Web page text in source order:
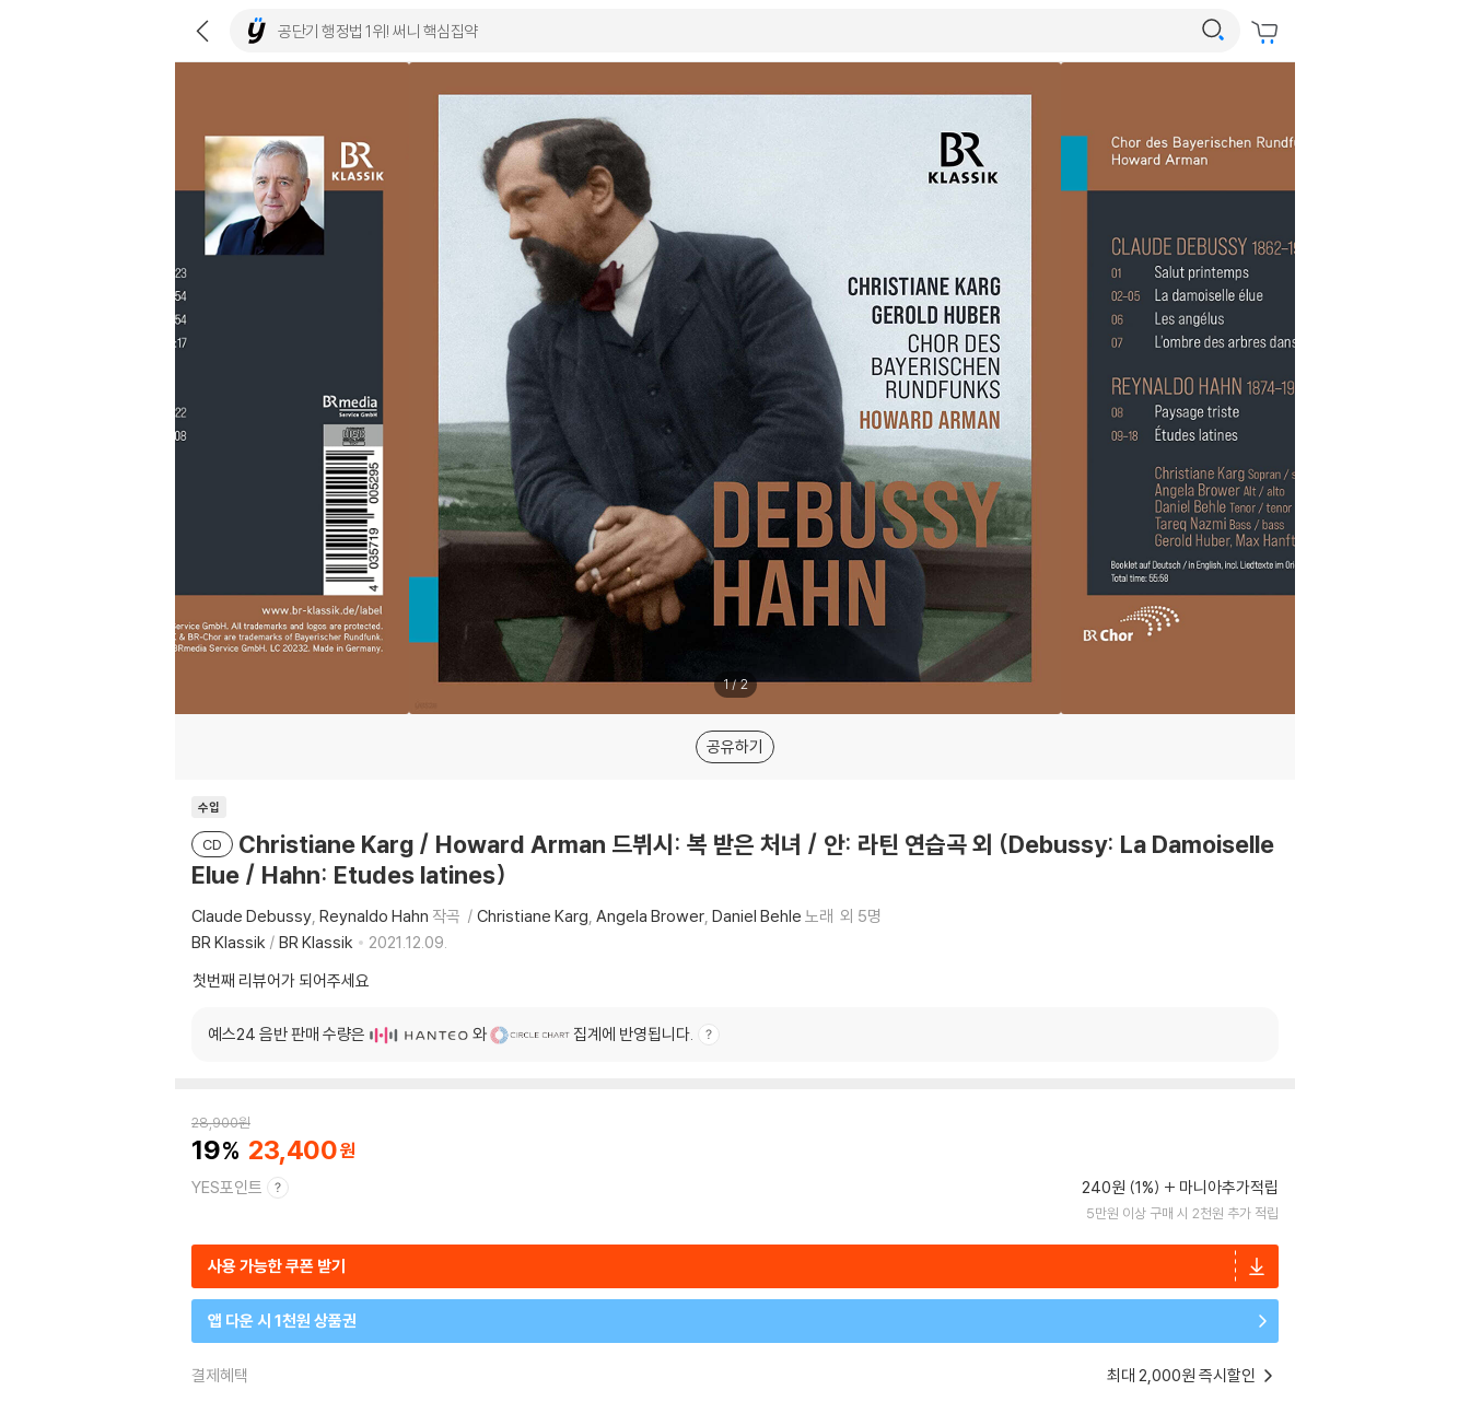
1/2
공유하기
수입
CD
Christiane Karg / Howard Arman 드뷔시: 복 받은 처녀 / 안: 라틴 연습곡 외 (Debussy: La Damoiselle
Elue / Hahn: Etudes latines)
Claude Debussy Reynaldo Hahn 작곡 Christiane Karg Angela Brower Daniel Behle 노래 외 5명
BR Klassik / BR Klassik
2021.12.09.
첫번째 리뷰어가 되어주세요
예스24 음반 판매 수량은 와 집계에 반영됩니다.
28,900원
19 23,400
YES포인트 240원 (1%) 마니아추가적립
5만원 이상 구매 시 2천원 추가 적립
사용 가능한 쿠폰 받기
앱 다운 시 1천원 상품권
결제혜택 최대 2,000원 즉시할인